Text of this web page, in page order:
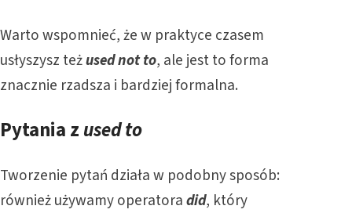
Warto wspomnieć, że w praktyce czasem
usłyszysz teżused not to, ale jest to forma
znacznie rzadsza i bardziej formalna.
Pytania z used to
Tworzenie pytań działa w podobny sposób:
również używamy operatoradid, który